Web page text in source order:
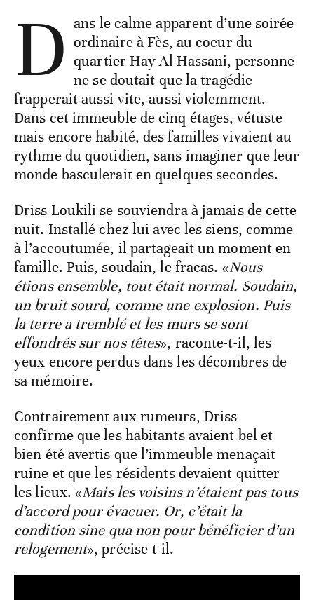
D ans le calme apparent d’une soirée
ordinaire à Fès, au coeur du
quartier Hay Al Hassani, personne
ne se doutait que la tragédie
frapperait aussi vite, aussi violemment.
Dans cet immeuble de cinq étages, vétuste
mais encore habité, des familles vivaient au
rythme du quotidien, sans imaginer que leur
monde basculerait en quelques secondes.
Driss Loukili se souviendra à jamais de cette
nuit. Installé chez lui avec les siens, comme
à l’accoutumée, il partageait un moment en
famille. Puis, soudain, le fracas. «Nous
étions ensemble, tout était normal. Soudain,
un bruit sourd, comme une explosion. Puis
la terre a tremblé et les murs se sont
effondrés sur nos têtes», raconte-t-il, les
yeux encore perdus dans les décombres de
sa mémoire.
Contrairement aux rumeurs, Driss
confirme que les habitants avaient bel et
bien été avertis que l’immeuble menaçait
ruine et que les résidents devaient quitter
les lieux. «Mais les voisins n’étaient pas tous
d’accord pour évacuer. Or, c’était la
condition sine qua non pour bénéficier d’un
relogement», précise-t-il.